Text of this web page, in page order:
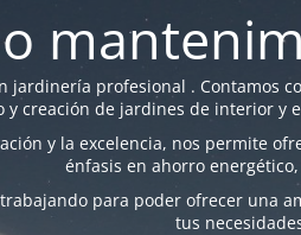
jardinería profesional .
y creación de jardines de interior y
y la excelencia, nos permite
énfasis en ahorro
para poder ofrecer una
tus